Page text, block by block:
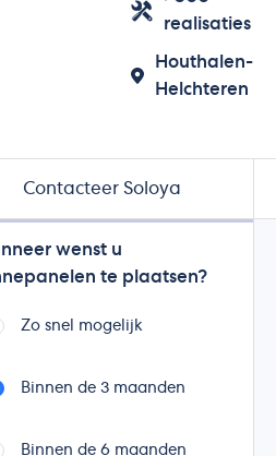
realisaties
Houthalen-
Helchteren
Contacteer Soloya
wenst u
te plaatsen?
Zo snel mogelijk
Binnen de 3 maanden
Binnen de 6 maanden